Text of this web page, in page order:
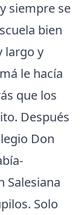
siempre se
bien
largo y
le hacía
que los
Después
Don
Salesiana
Solo